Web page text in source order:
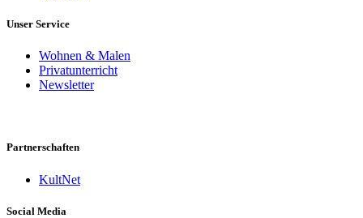
Unser Service
Wohnen & Malen
Privatunterricht
Newsletter
Partnerschaften
KultNet
Social Media